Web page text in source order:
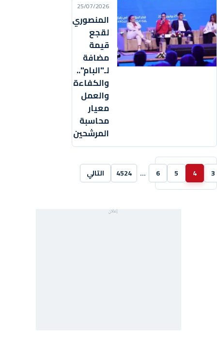
25/07/2026
المنصوري:
لقجع
قيمة
مضافة
لـ"البام"..
والكفاءة
والعمل
معيار
محاسبة
المرشحين
3
4
5
6
…
4524 التالي